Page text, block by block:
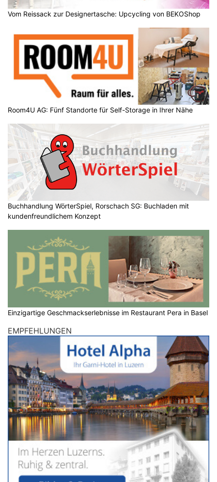
Vom Reissack zur Designertasche: Upcycling von BEKOShop
Room4U AG: Fünf Standorte für Self-Storage in Ihrer Nähe
Buchhandlung WörterSpiel, Rorschach SG: Buchladen mit
kundenfreundlichem Konzept
Einzigartige Geschmackserlebnisse im Restaurant Pera in Basel
EMPFEHLUNGEN